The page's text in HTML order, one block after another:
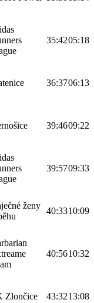
35:4205:18
36:3706:13
39:4609:22
39:5709:33
ženy
40:3310:09
40:5610:32
Zlončice 43:3213:08